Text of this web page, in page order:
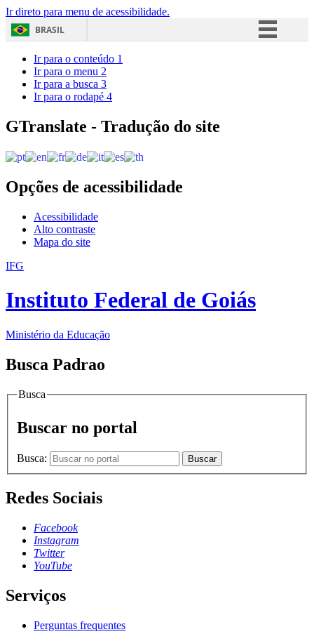
Ir direto para menu de acessibilidade.
BRASIL
Acesso à informação
Ir para o conteúdo 1
Ir para o menu 2
Ir para a busca 3
Ir para o rodapé 4
GTranslate - Tradução do site
Opções de acessibilidade
Acessibilidade
Alto contraste
Mapa do site
IFG
Instituto Federal de Goiás
Ministério da Educação
Busca Padrao
Busca
Buscar no portal
Busca: Buscar
Redes Sociais
Facebook
Instagram
Twitter
YouTube
Serviços
Perguntas frequentes